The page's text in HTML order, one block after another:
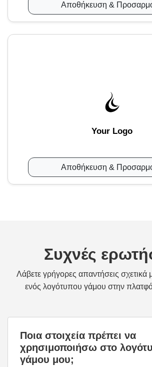
Αποθήκευση &
Your Logo
Αποθήκευση &
Συχνές
Λάβετε γρήγορες απαντήσεις σχετικά
ενός λογότυπου γάμου στην
Ποια στοιχεία πρέπει να
χρησιμοποιήσω στο
γάμου μου;